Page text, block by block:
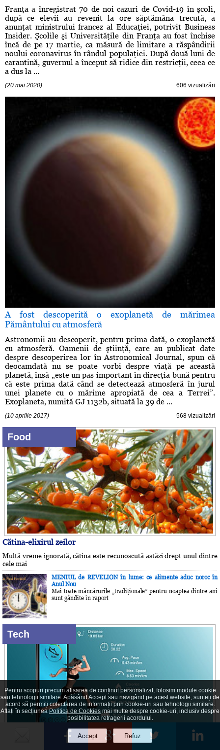
Franţa a înregistrat 70 de noi cazuri de Covid-19 în şcoli,
după ce elevii au revenit la ore săptămâna trecută, a
anunţat ministrului francez al Educaţiei, potrivit Business
Insider. Şcolile şi Universităţile din Franţa au fost închise
încă de pe 17 martie, ca măsură de limitare a răspândirii
noului coronavirus în rândul populaţiei. După două luni de
carantină, guvernul a început să ridice din restricţii, ceea ce
a dus la ...
(20 mai 2020) 606 vizualizări
A fost descoperită o exoplanetă de mărimea
Pământului cu atmosferă
Astronomii au descoperit, pentru prima dată, o exoplanetă
cu atmosferă. Oamenii de ştiinţă, care au publicat date
despre descoperirea lor în Astronomical Journal, spun că
deocamdată nu se poate vorbi despre viaţă pe această
planetă, însă „este un pas important în direcţia bună pentru
că este prima dată când se detectează atmosferă în jurul
unei planete cu o mărime apropiată de cea a Terrei”.
Exoplaneta, numită GJ 1132b, situată la 39 de ...
(10 aprilie 2017) 568 vizualizări
Food
Cătina-elixirul zeilor
Multă vreme ignorată, cătina este recunoscută astăzi drept unul dintre
cele mai
MENIUL de REVELION în lume: ce alimente aduc noroc în
Anul Nou
Mai toate mâncărurile „tradiţionale” pentru noaptea dintre ani
sunt gândite în raport
Tech
Cele mai bune 4 aplicaţii de fitness şi sănătate pentru iPhone
Pentru scopuri precum afișarea de conținut personalizat, folosim module cookie
sau tehnologii similare. Apăsând Accept sau navigând pe acest website, sunteți de
acord să permiți colectarea de informații prin cookie-uri sau tehnologii similare.
Aflați în secțiuneaPolitica de Cookies mai multe despre cookie-uri, inclusiv despre
posibilitatea retragerii acordului.